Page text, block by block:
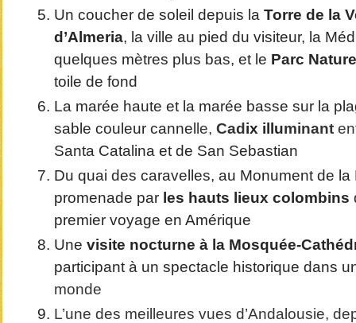
Un coucher de soleil depuis la Torre de la
d’Almeria, la ville au pied du visiteur, la
quelques mètres plus bas, et le Parc
toile de fond
La marée haute et la marée basse sur la
sable couleur cannel le, Cad ix illuminant
Santa Catalina et de San Sebastian
Du quai des caravelles, au Monument de
promenade par les hauts lieux colombins
premier voyage en Amérique
Une visite nocturne à la Mosquée-
participant à un spectacle historique dans
monde
L’une des meilleures vues d’Andalousie,